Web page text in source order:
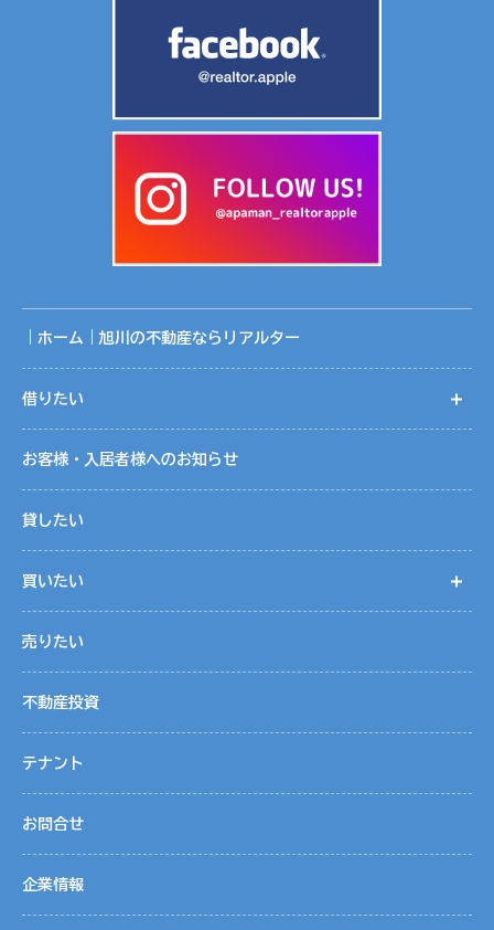
５．個人情報取扱いの委託
めに業務の一部を外部に委託しています。業務委託先に対し
報を適切に取り扱っていると認められる委託先を選定し、契
約等において個人情報の適正管理・機密保持などによりお客
６．個人情報の開示等の請求
お客様は、当社に対してご自身の個人情報の開示等（利用目
的の通知、開示、内容の訂正・追加・削除、利用の停止また
に関するお問合わせ窓口」に申し出ることができます。その
理的な期間内に対応いたします。開示等の申し出の詳細につ
合、各サービス等が適切な状態で提供できない場合がありま
８．ご本人が容易に認識できない方法による取得する場合につい
て
クッキー（Cookies）は、お客さまが当社のサイトに再度訪
問された際、より便利に当サイトを閲覧していただくための
ものであり、お客さまのプライバシーを侵害するものではな
｜ホーム｜旭川の不動産ならリアルター
借りたい
お客様・入居者様へのお知らせ
貸したい
買いたい
売りたい
不動産投資
テナント
お問合せ
企業情報